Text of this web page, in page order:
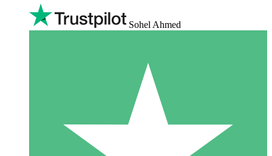
Sohel Ahmed